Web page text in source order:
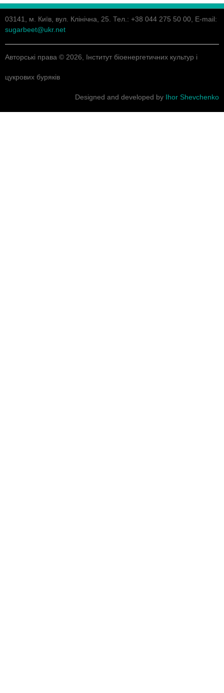
03141, м. Київ, вул. Клінічна, 25. Тел.: +38 044 275 50 00, E-mail:
sugarbeet@ukr.net
Авторські права © 2026, Інститут біоенергетичних культур і
цукрових буряків
Designed and developed by Ihor Shevchenko